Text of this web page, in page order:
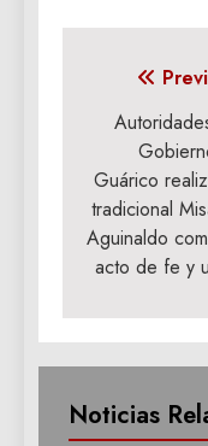
de
entradas
Guárico
tradicional
Aguinaldo
acto de fe y
Noticias